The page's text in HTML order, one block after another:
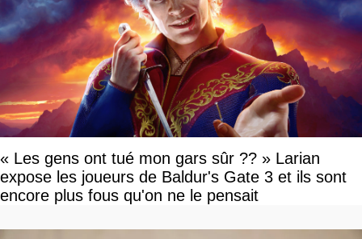
« Les gens ont tué mon gars sûr ?? » Larian
expose les joueurs de Baldur's Gate 3 et ils sont
encore plus fous qu'on ne le pensait